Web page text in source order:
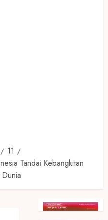
11
Tandai Kebangkitan